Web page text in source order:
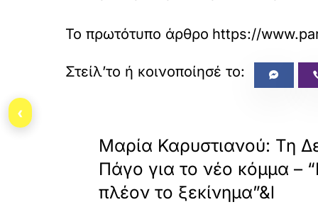
Το πρωτότυπο άρθρο https://
Μαρία Καρυστιανού: Τη
Πάγο για το νέο κόμμα –
πλέον το ξεκίνημα”&l
‹